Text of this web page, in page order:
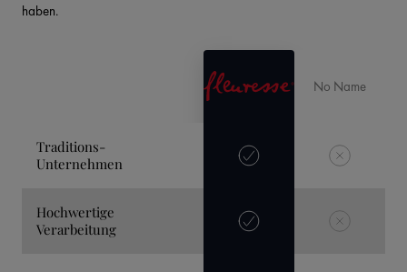
No Name
Traditions-
Unternehmen
Hochwertige
Verarbeitung
haben.